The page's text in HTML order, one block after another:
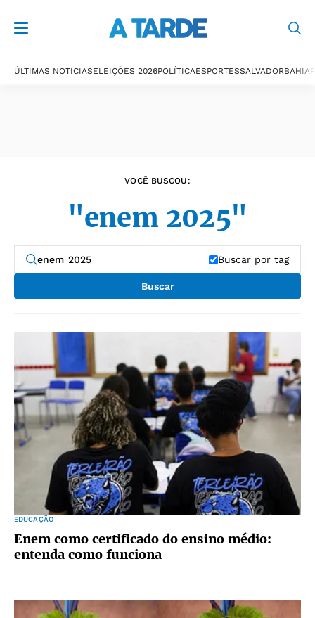
ÚLTIMAS NOTÍCIASELEIÇÕES 2026POLÍTICAESPORTESSALVADORBAHIA
VOCÊ BUSCOU:
"enem 2025"
Buscar por tag
Buscar
EDUCAÇÃO
Enem como certificado do ensino médio:
entenda como funciona